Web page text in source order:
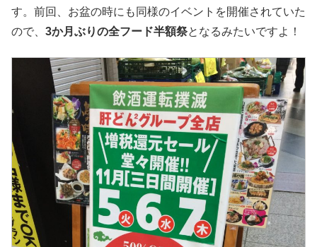
す。前回、お盆の時にも同様のイベントを開催されていた
ので、 3か月ぶりの全フード半額祭となるみたいですよ！